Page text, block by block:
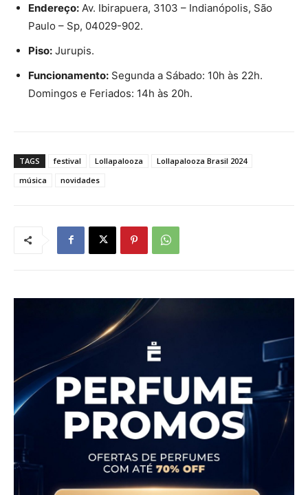
Endereço: Av. Ibirapuera, 3103 – Indianópolis, São
Paulo – Sp, 04029-902.
Piso: Jurupis.
Funcionamento: Segunda a Sábado: 10h às 22h.
Domingos e Feriados: 14h às 20h.
TAGS festival Lollapalooza
Lollapalooza Brasil 2024
música
novidades